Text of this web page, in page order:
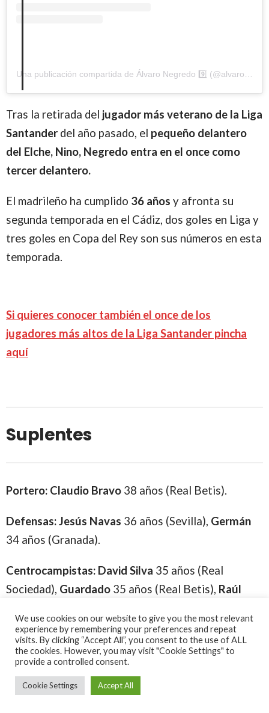
Tras la retirada del jugador más veterano de la Liga
Santander del año pasado, el pequeño delantero
del Elche, Nino, Negredo entra en el once como
tercer delantero.
El madrileño ha cumplido 36 años y afronta su
segunda temporada en el Cádiz, dos goles en Liga y
tres goles en Copa del Rey son sus números en esta
temporada.
Si quieres conocer también el once de los
jugadores más altos de la Liga Santander pincha
aquí
Suplentes
Portero: Claudio Bravo 38 años (Real Betis).
Defensas:Jesús Navas 36 años (Sevilla), Germán
34 años (Granada).
Centrocampistas: David Silva 35 años (Real
Sociedad), Guardado 35 años (Real Betis), Raúl
años (Osasuna).
Delanteros: Falcao35 años(Rayo Vallecano),Bacca
35 años (Villarreal),Nolito35 años (Celta).
We use cookies on our website to give you the most relevant
experience by remembering your preferences and repeat
visits. By clicking “Accept All”, you consent to the use of ALL
the cookies. However, you may visit "Cookie Settings" to
provide a controlled consent.
Cookie Settings Accept All